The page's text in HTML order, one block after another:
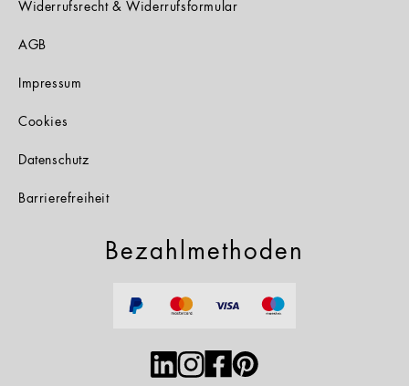
Widerrufsrecht & Widerrufsformular
AGB
Impressum
Cookies
Datenschutz
Barrierefreiheit
Bezahlmethoden